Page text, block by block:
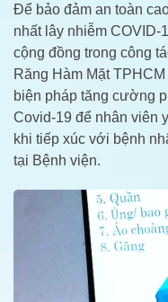
Để bảo đảm an toàn
nhất lây nhiễm COVID-
cộng đồng trong công
Răng Hàm Mặt
biện pháp tăng cường
Covid-19 để nhân viên
khi tiếp xúc với bệnh
tại Bệnh viện.